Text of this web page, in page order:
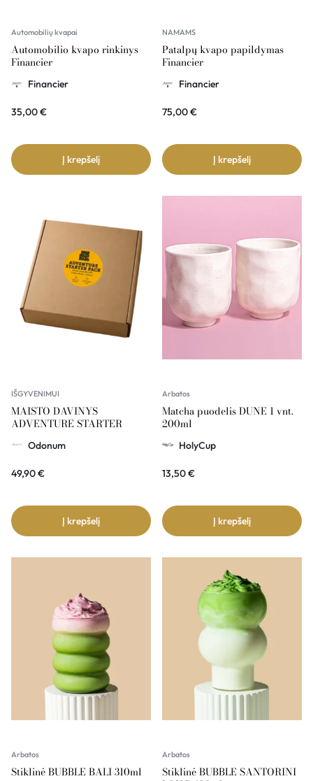
Automobilių kvapai
Automobilio kvapo rinkinys
Financier
Financier
35,00€
Į krepšelį
NAMAMS
Patalpų kvapo papildymas
Financier
Financier
75,00€
Į krepšelį
IŠGYVENIMUI
MAISTO DAVINYS
ADVENTURE STARTER
Odonum
49,90€
Į krepšelį
Arbatos
Matcha puodelis DUNE 1 vnt.
200ml
HolyCup
13,50€
Į krepšelį
Arbatos
Stiklinė BUBBLE BALI 310ml
Arbatos
Stiklinė BUBBLE SANTORINI